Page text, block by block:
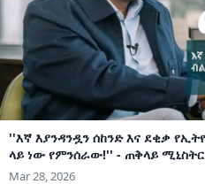
''እኛ እያንዳንዷን ሰከንድ እና ደቂቃ
ላይ ነው የምንሰራው!'' - ጠቅላይ
Mar 28, 2026